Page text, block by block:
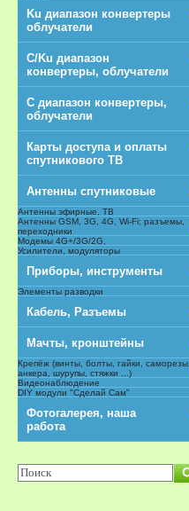
Ku диапазон конвертеры
облучатели
C/Ku диапазон
конвертеры, облучатели
С диапазон конвертеры,
облучатели
Карты доступа и оплаты
спутникового ТВ
Антенны спутниковые
Антенны эфирные, ТВ
Антенны GSM, 3G, 4G, Wi-Fi; разъемы,
переходники
Модемы 4G+/3G/2G,
Усилители, модуляторы
Приборы, инструменты
Элементы разводки
Кабель, Разъемы
Мачты, кронштейны
Крепёж (винты, болты, гайки, саморезы,
анкера, шурупы, стяжки ...)
Видеонаблюдение
DIY модули "Сделай Сам"
Фотогалерея, наша
работа